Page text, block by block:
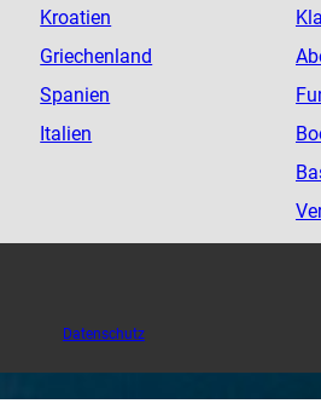
Kroatien
Griechenland
Spanien
Italien
Datenschutz